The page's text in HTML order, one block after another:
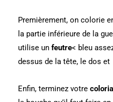
Premièrement, on colorie
la partie inférieure de la
utilise un feutre< bleu
dessus de la tête, le dos et
Enfin, terminez votre